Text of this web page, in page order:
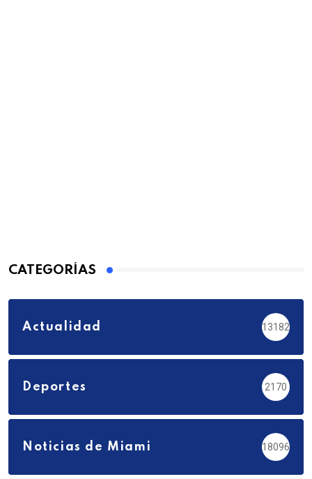
CATEGORÍAS
Actualidad 13182
Deportes 2170
Noticias de Miami 18096